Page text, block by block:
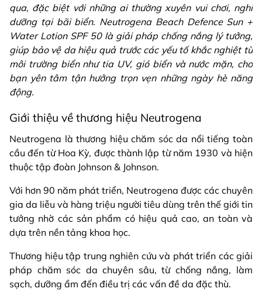
qua, đặc biệt với những ai thường xuyên vui chơi, nghỉ
dưỡng tại bãi biển. Neutrogena Beach Defence Sun +
Water Lotion SPF 50 là giải pháp chống nắng lý tưởng,
giúp bảo vệ da hiệu quả trước các yếu tố khắc nghiệt từ
môi trường biển như tia UV, gió biển và nước mặn, cho
bạn yên tâm tận hưởng trọn vẹn những ngày hè năng
động.
Giới thiệu về thương hiệu Neutrogena
Neutrogena là thương hiệu chăm sóc da nổi tiếng toàn
cầu đến từ Hoa Kỳ, được thành lập từ năm 1930 và hiện
thuộc tập đoàn Johnson & Johnson.
Với hơn 90 năm phát triển, Neutrogena được các chuyên
gia da liễu và hàng triệu người tiêu dùng trên thế giới tin
tưởng nhờ các sản phẩm có hiệu quả cao, an toàn và
dựa trên nền tảng khoa học.
Thương hiệu tập trung nghiên cứu và phát triển các giải
pháp chăm sóc da chuyên sâu, từ chống nắng, làm
sạch, dưỡng ẩm đến điều trị các vấn đề da đặc thù.